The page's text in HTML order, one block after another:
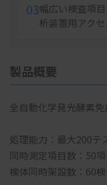
03幅広い検査項
析装置用アク
製品概要
全自動化学発光酵素
処理能力：最大200テ
同時測定項目数：50項
検体同時架設数：60